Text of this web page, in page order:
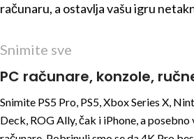
računaru, a ostavlja vašu igru
Snimite sve
PC računare, konzole,
Snimite PS5 Pro, PS5, Xbox Series X,
Deck, ROG Ally, čak i iPhone, a